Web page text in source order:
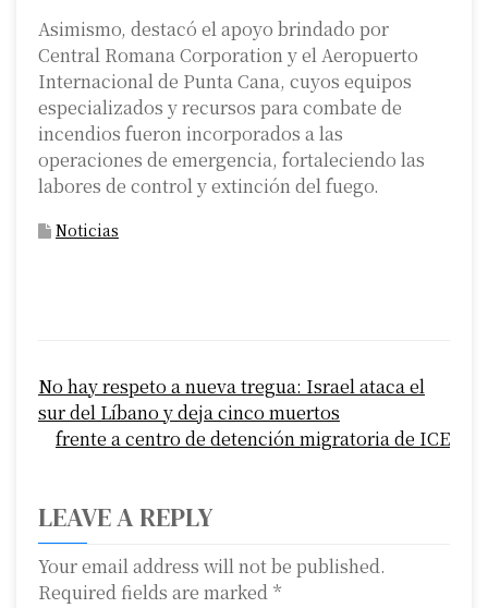
Asimismo, destacó el apoyo brindado por
Central Romana Corporation y el Aeropuerto
Internacional de Punta Cana, cuyos equipos
especializados y recursos para combate de
incendios fueron incorporados a las
operaciones de emergencia, fortaleciendo las
labores de control y extinción del fuego.
Noticias
o
n
a
No hay respeto a nueva tregua: Israel ataca el
sur del Líbano y deja cinco muertos
frente a centro de detención migratoria de ICE
LEAVE A REPLY
Your email address will not be published.
Required fields are marked *